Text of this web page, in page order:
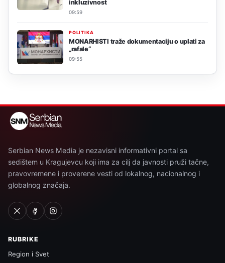
inkluzivnost
09:59
POLITIKA
MONARHISTI traže dokumentaciju o uplati za
„rafale“
09:55
Serbian News Media je nezavisni informativni portal sa
sedištem u Kragujevcu koji ima za cilj da javnosti pruži tačne,
pravovremene i proverene vesti od lokalnog, nacionalnog i
globalnog značaja.
RUBRIKE
Region i Svet